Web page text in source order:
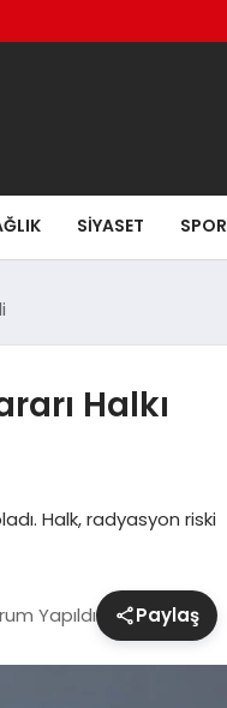
SIYASET SPOR
Halkı
Halk, radyasyon riski
Yapıldı Paylaş